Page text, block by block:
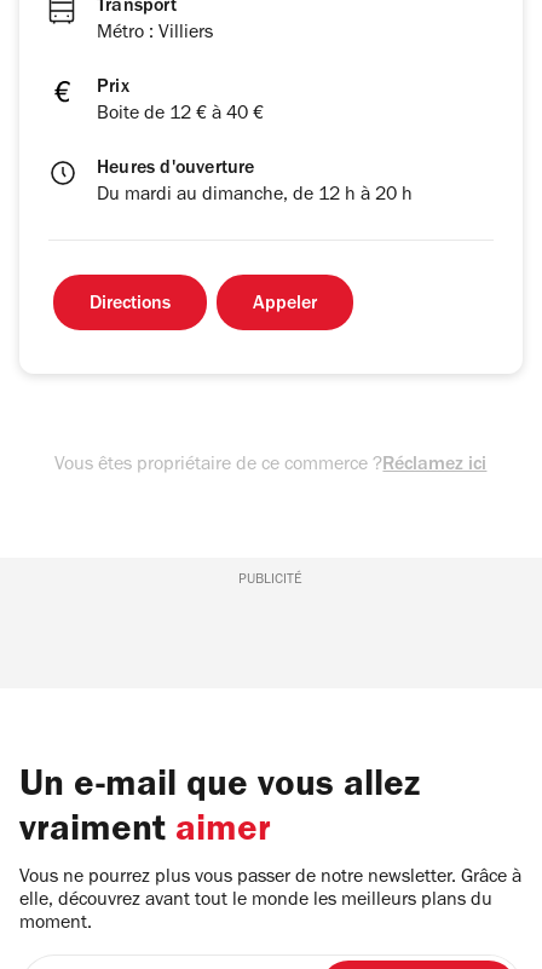
Transport
Métro : Villiers
Prix
Boite de 12 € à 40 €
Heures d'ouverture
Du mardi au dimanche, de 12 h à 20 h
Directions Appeler
Vous êtes propriétaire de ce commerce ?Réclamez ici
PUBLICITÉ
Un e-mail que vous allez
vraiment aimer
Vous ne pourrez plus vous passer de notre newsletter. Grâce à
elle, découvrez avant tout le monde les meilleurs plans du
moment.